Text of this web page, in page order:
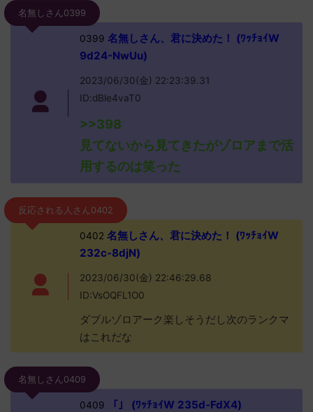
名無しさん0399
0399 名無しさん、君に決めた！ (ﾜｯﾁｮｲW
9d24-NwUu)
2023/06/30(金) 22:23:39.31
ID:dBle4vaT0
>>398
見てないから見てきたがゾロアまで活
用するのは笑った
反応される人さん0402
0402 名無しさん、君に決めた！ (ﾜｯﾁｮｲW
232c-8djN)
2023/06/30(金) 22:46:29.68
ID:VsOQFL1O0
ダブルゾロアーク楽しそうだし次のランクマ
はこれだな
名無しさん0409
0409 「」 (ﾜｯﾁｮｲW 235d-FdX4)